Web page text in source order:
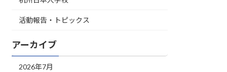
活動報告・トピックス
アーカイブ
2026年7月